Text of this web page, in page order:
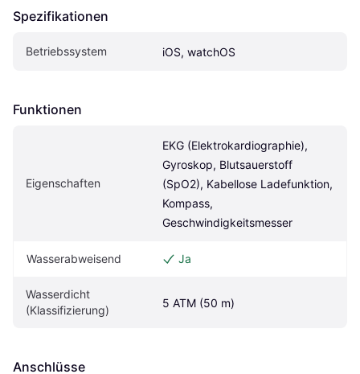
Spezifikationen
Betriebssystem iOS, watchOS
Funktionen
Eigenschaften
EKG (Elektrokardiographie),
Gyroskop, Blutsauerstoff
(SpO2), Kabellose Ladefunktion,
Kompass,
Geschwindigkeitsmesser
Wasserabweisend Ja
Wasserdicht
(Klassifizierung)
5 ATM (50 m)
Anschlüsse